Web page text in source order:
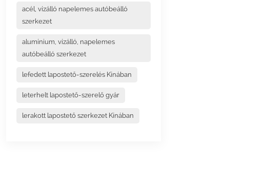
acél, vízálló napelemes autóbeálló
szerkezet
alumínium, vízálló, napelemes
autóbeálló szerkezet
lefedett lapostető-szerelés Kínában
leterhelt lapostető-szerelő gyár
lerakott lapostető szerkezet Kínában